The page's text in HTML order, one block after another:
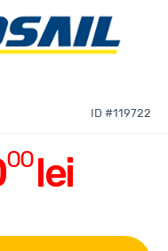
ID #119722
00lei